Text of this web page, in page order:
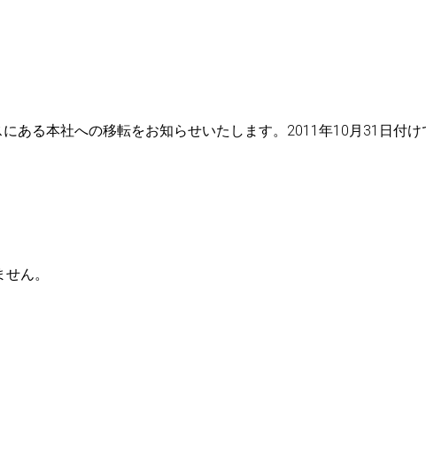
ある本社への移転をお知らせいたします。2011年10月31日付け
ん。